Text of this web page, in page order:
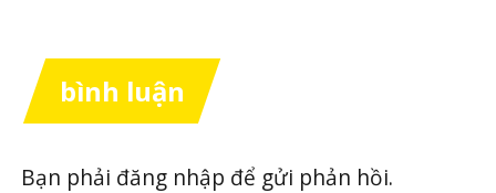
bình luận
Bạn phải đăng nhập để gửi phản hồi.